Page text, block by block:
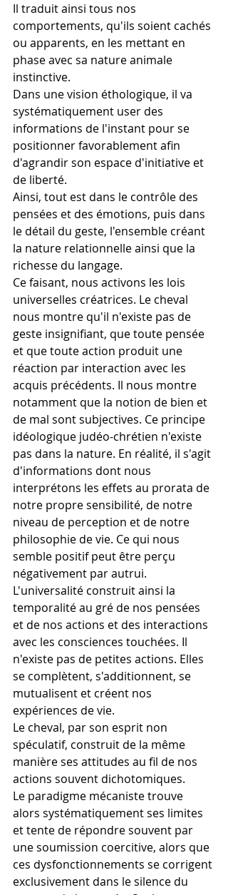
Il traduit ainsi tous nos
comportements, qu'ils soient cachés
ou apparents, en les mettant en
phase avec sa nature animale
instinctive.
Dans une vision éthologique, il va
systématiquement user des
informations de l'instant pour se
positionner favorablement afin
d'agrandir son espace d'initiative et
de liberté.
Ainsi, tout est dans le contrôle des
pensées et des émotions, puis dans
le détail du geste, l'ensemble créant
la nature relationnelle ainsi que la
richesse du langage.
Ce faisant, nous activons les lois
universelles créatrices. Le cheval
nous montre qu'il n'existe pas de
geste insignifiant, que toute pensée
et que toute action produit une
réaction par interaction avec les
acquis précédents. Il nous montre
notamment que la notion de bien et
de mal sont subjectives. Ce principe
idéologique judéo-chrétien n'existe
pas dans la nature. En réalité, il s'agit
d'informations dont nous
interprétons les effets au prorata de
notre propre sensibilité, de notre
niveau de perception et de notre
philosophie de vie. Ce qui nous
semble positif peut être perçu
négativement par autrui.
L'universalité construit ainsi la
temporalité au gré de nos pensées
et de nos actions et des interactions
avec les consciences touchées. Il
n'existe pas de petites actions. Elles
se complètent, s'additionnent, se
mutualisent et créent nos
expériences de vie.
Le cheval, par son esprit non
spéculatif, construit de la même
manière ses attitudes au fil de nos
actions souvent dichotomiques.
Le paradigme mécaniste trouve
alors systématiquement ses limites
et tente de répondre souvent par
une soumission coercitive, alors que
ces dysfonctionnements se corrigent
exclusivement dans le silence du